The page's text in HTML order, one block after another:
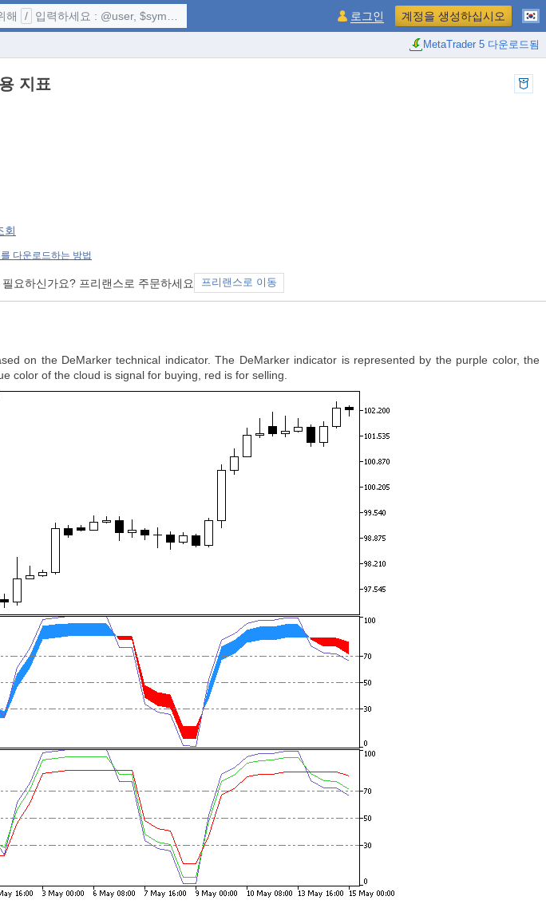
MetaTrader 5 다운로드됨
해 / 입력하세요 : @user, $symbol, ... 로그인 계정을 생성하십시오
지표
회
다운로드하는 방법
요하신가요? 프리랜스로 주문하세요 프리랜스로 이동
on the DeMarker technical indicator. The DeMarker indicator is represented by the purple color, the
color of the cloud is signal for buying, red is for selling.